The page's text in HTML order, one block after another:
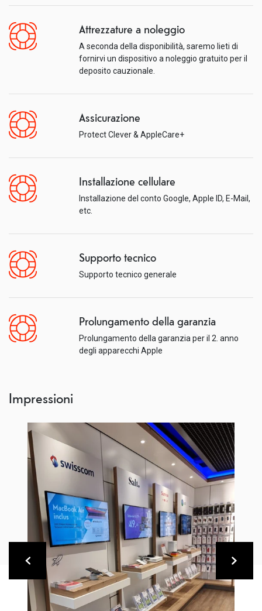
Attrezzature a noleggio
A seconda della disponibilità, saremo lieti di
fornirvi un dispositivo a noleggio gratuito per il
deposito cauzionale.
Assicurazione
Protect Clever & AppleCare+
Installazione cellulare
Installazione del conto Google, Apple ID, E-Mail,
etc.
Supporto tecnico
Supporto tecnico generale
Prolungamento della garanzia
Prolungamento della garanzia per il 2. anno
degli apparecchi Apple
Impressioni